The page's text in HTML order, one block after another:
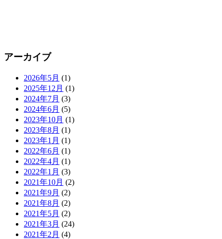
アーカイブ
2026年5月 (1)
2025年12月 (1)
2024年7月 (3)
2024年6月 (5)
2023年10月 (1)
2023年8月 (1)
2023年1月 (1)
2022年6月 (1)
2022年4月 (1)
2022年1月 (3)
2021年10月 (2)
2021年9月 (2)
2021年8月 (2)
2021年5月 (2)
2021年3月 (24)
2021年2月 (4)